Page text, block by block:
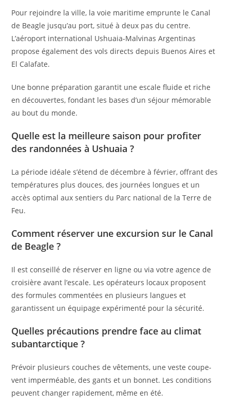
Pour rejoindre la ville, la voie maritime emprunte le Canal
de Beagle jusqu’au port, situé à deux pas du centre.
L’aéroport international Ushuaia-Malvinas Argentinas
propose également des vols directs depuis Buenos Aires et
El Calafate.
Une bonne préparation garantit une escale fluide et riche
en découvertes, fondant les bases d’un séjour mémorable
au bout du monde.
Quelle est la meilleure saison pour profiter
des randonnées à Ushuaia ?
La période idéale s’étend de décembre à février, offrant des
températures plus douces, des journées longues et un
accès optimal aux sentiers du Parc national de la Terre de
Feu.
Comment réserver une excursion sur le Canal
de Beagle ?
Il est conseillé de réserver en ligne ou via votre agence de
croisière avant l’escale. Les opérateurs locaux proposent
des formules commentées en plusieurs langues et
garantissent un équipage expérimenté pour la sécurité.
Quelles précautions prendre face au climat
subantarctique ?
Prévoir plusieurs couches de vêtements, une veste coupe-
vent imperméable, des gants et un bonnet. Les conditions
peuvent changer rapidement, même en été.